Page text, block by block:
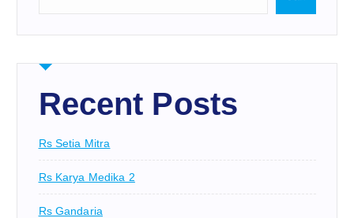
Recent Posts
Rs Setia Mitra
Rs Karya Medika 2
Rs Gandaria